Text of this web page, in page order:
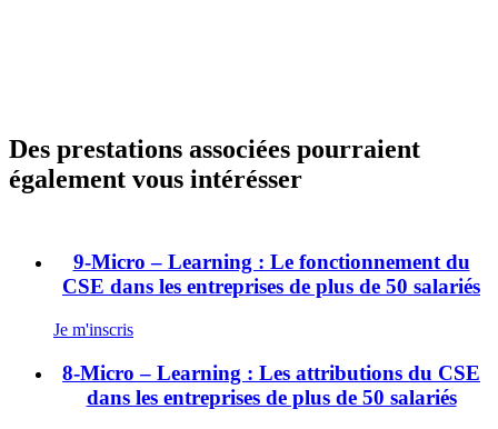
Des prestations associées pourraient
également vous intérésser
9-Micro – Learning : Le fonctionnement du
CSE dans les entreprises de plus de 50 salariés
Je m'inscris
8-Micro – Learning : Les attributions du CSE
dans les entreprises de plus de 50 salariés